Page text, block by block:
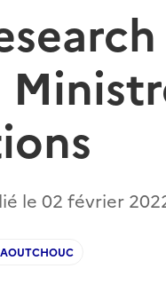
le 02 février